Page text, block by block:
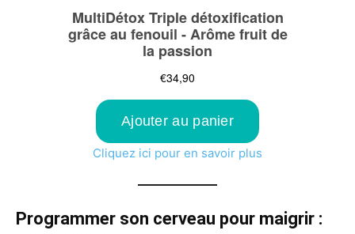
Cliquez ici pour en savoir plus
Programmer son cerveau pour maigrir :